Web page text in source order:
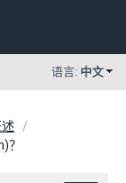
语言: 中文
？